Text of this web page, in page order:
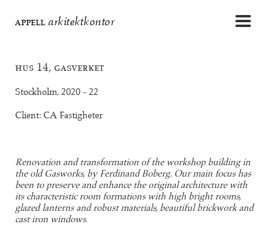
appell arkitektkontor
hus 14, gasverket
Stockholm, 2020 - 22
Client: CA Fastigheter
Renovation and transformation of the workshop building in
the old Gasworks, by Ferdinand Boberg. Our main focus has
been to preserve and enhance the original architecture with
its characteristic room formations with high bright rooms,
glazed lanterns and robust materials, beautiful brickwork and
cast iron windows.